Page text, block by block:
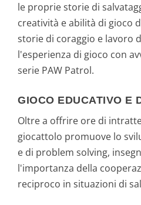
le proprie storie di
creatività e abilità di gioco
storie di coraggio e lavoro
l'esperienza di gioco con
serie PAW Patrol.
GIOCO EDUCATIVO E
Oltre a offrire ore di
giocattolo promuove lo
e di problem solving,
l'importanza della
reciproco in situazioni di